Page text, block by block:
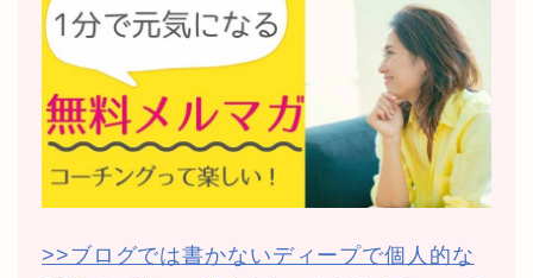
>>ブログでは書かないディープで個人的な